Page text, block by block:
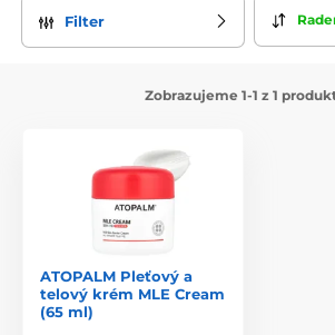
Filter
Zobrazujeme 1-1 z 1
ATOPALM Pleťový a
telový krém MLE Cream
(65 ml)